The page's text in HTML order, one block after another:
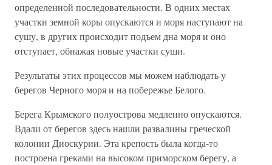
определенной последовательности. В одних местах
участки земной коры опускаются и моря наступают на
сушу, в других происходит подъем дна моря и оно
отступает, обнажая новые участки суши.
Результаты этих процессов мы можем наблюдать у
берегов Черного моря и на побережье Белого.
Берега Крымского полуострова медленно опускаются.
Вдали от берегов здесь нашли развалины греческой
колонии Диоскурии. Эта крепость была когда-то
построена греками на высоком приморском берегу, а